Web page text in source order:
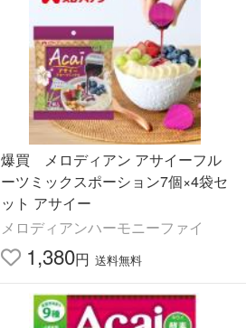
爆買 メロディアン アサイーフル
ーツミックスポーション7個×4袋セ
ット アサイー
メロディアンハーモニーファイ
1,380円 送料無料